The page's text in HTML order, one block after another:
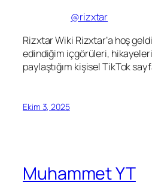
@rizxtar
Rizxtar Wiki Rizxtar’a hoş
edindiğim içgörüleri,
paylaştığım kişisel TikTok
Ekim 3, 2025
Muhammet YT